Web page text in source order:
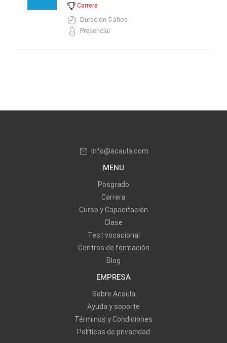
Carrera
Duración 5 años
Presencial
info@acaula.com
MENU
Posgrado
Carrera
Curso y Capacitación
Clase
Test vocacional
Centros de formación
Blog
EMPRESA
Sobre Acaula
Ayuda y soporte
Términos y Condiciones
Políticas de privacidad